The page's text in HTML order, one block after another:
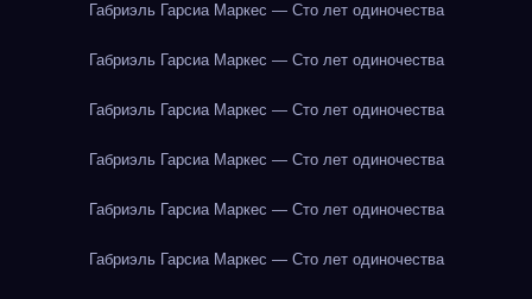
Габриэль Гарсиа Маркес — Сто лет одиночества
Габриэль Гарсиа Маркес — Сто лет одиночества
Габриэль Гарсиа Маркес — Сто лет одиночества
Габриэль Гарсиа Маркес — Сто лет одиночества
Габриэль Гарсиа Маркес — Сто лет одиночества
Габриэль Гарсиа Маркес — Сто лет одиночества